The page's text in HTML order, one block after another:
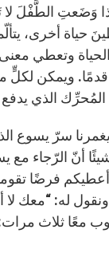
وَضَعتِ الطَّفْلَ
به الأمّهات: تعطينَ
الحياة وتعطي
قدمًا. ويمكن
الذي يدفع
يغمرنا سرّ يسوع
أنّ الرّجاء
فرضًا
له: “معك
معًا ثلاث